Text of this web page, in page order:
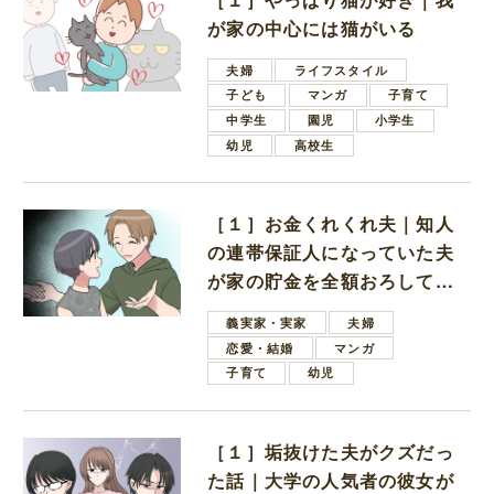
が家の中心には猫がいる
夫婦
ライフスタイル
子ども
マンガ
子育て
中学生
園児
小学生
幼児
高校生
［１］お金くれくれ夫｜知人
の連帯保証人になっていた夫
が家の貯金を全額おろしてほ
しいと言ってきた
義実家・実家
夫婦
恋愛・結婚
マンガ
子育て
幼児
［１］垢抜けた夫がクズだっ
た話｜大学の人気者の彼女が